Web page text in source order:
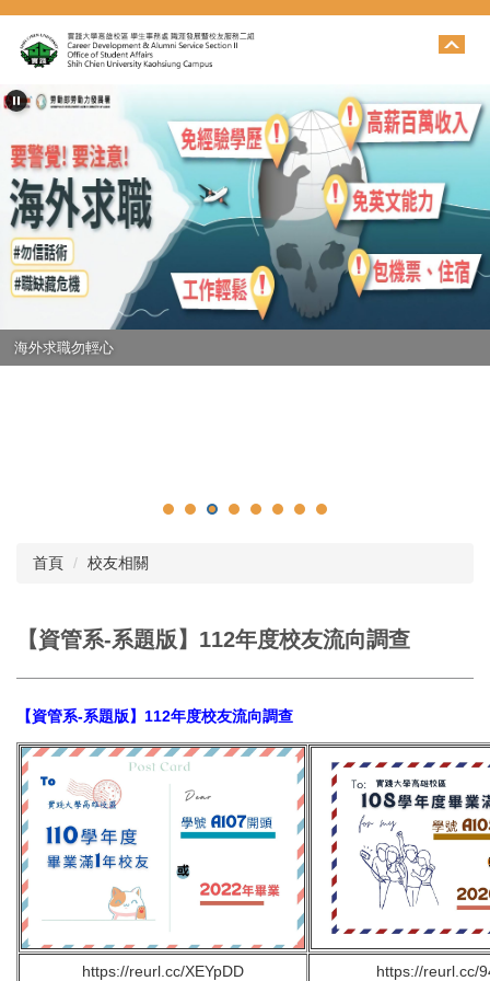
跳
到
主
內
區
海外求職勿輕心
首頁 校友相關
【資管系-系題版】112年度校友流向調查
【資管系-系題版】112年度校友流向調查
https://reurl.cc/XEYpDD https://reurl.cc/